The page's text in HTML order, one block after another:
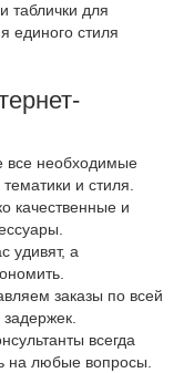
таблички для
единого стиля
все необходимые
и стиля.
качественные и
удивят, а
заказы по всей
всегда
на любые вопросы.